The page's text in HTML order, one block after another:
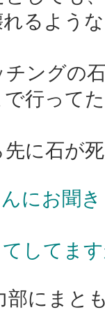
るよう
ングの
行って
に石が
にお聞
してま
部にまと